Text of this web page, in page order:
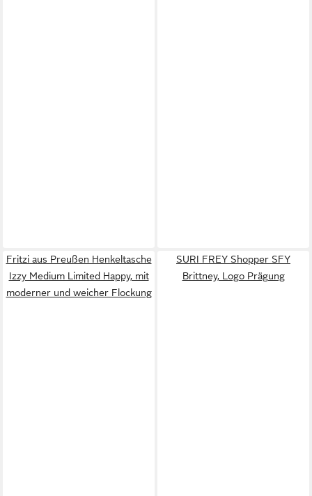
Fritzi aus Preußen Henkeltasche
Izzy Medium Limited Happy, mit
moderner und weicher Flockung
SURI FREY Shopper SFY
Brittney, Logo Prägung